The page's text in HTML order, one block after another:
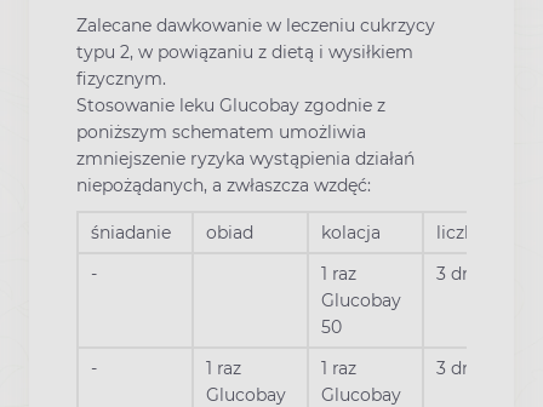
Zalecane dawkowanie w leczeniu cukrzycy
typu 2, w powiązaniu z dietą i wysiłkiem
fizycznym.
Stosowanie leku Glucobay zgodnie z
poniższym schematem umożliwia
zmniejszenie ryzyka wystąpienia działań
niepożądanych, a zwłaszcza wzdęć:
śniadanie obiad kolacja
liczba dni
-
1 raz
Glucobay
50
3 dni
-
1 raz
Glucobay
1 raz
Glucobay
3 dni